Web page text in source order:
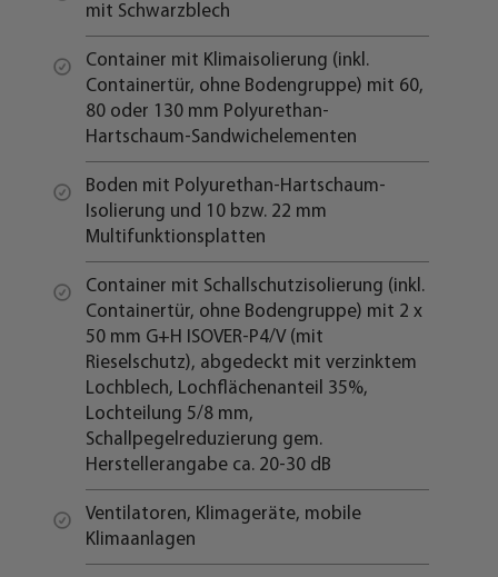
mit Schwarzblech
Container mit Klimaisolierung (inkl.
Containertür, ohne Bodengruppe) mit 60,
80 oder 130 mm Polyurethan-
Hartschaum-Sandwichelementen
Boden mit Polyurethan-Hartschaum-
Isolierung und 10 bzw. 22 mm
Multifunktionsplatten
Container mit Schallschutzisolierung (inkl.
Containertür, ohne Bodengruppe) mit 2 x
50 mm G+H ISOVER-P4/V (mit
Rieselschutz), abgedeckt mit verzinktem
Lochblech, Lochflächenanteil 35%,
Lochteilung 5/8 mm,
Schallpegelreduzierung gem.
Herstellerangabe ca. 20-30 dB
Ventilatoren, Klimageräte, mobile
Klimaanlagen